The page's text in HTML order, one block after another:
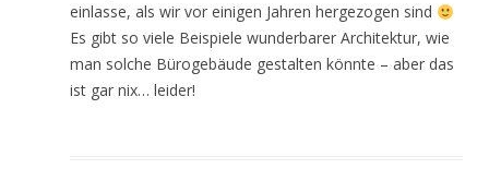
einlasse, als wir vor einigen Jahren hergezogen sind
Es gibt so viele Beispiele wunderbarer Architektur, wie
man solche Bürogebäude gestalten könnte – aber das
ist gar nix… leider!